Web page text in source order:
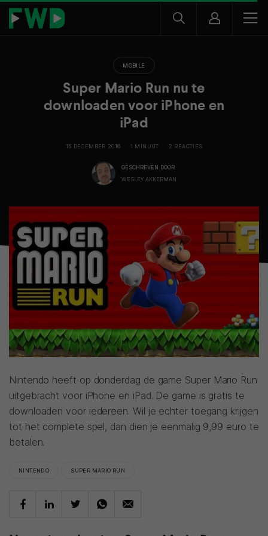
MOBILE
Super Mario Run nu te
downloaden voor iPhone en
iPad
15 DECEMBER 2016 1 MINUUT 2 REACTIES
GESCHREVEN DOOR
WESLEY AKKERMAN
Nintendo heeft op donderdag de game Super Mario Run
uitgebracht voor iPhone en iPad. De game is gratis te
downloaden voor iedereen. Wil je echter toegang krijgen
tot het complete spel, dan dien je eenmalig 9,99 euro te
betalen.
NINTENDO SUPER MARIO RUN